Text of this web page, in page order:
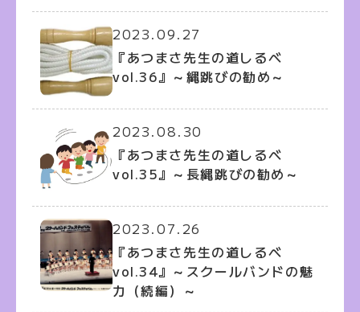
2023.09.27
『あつまさ先生の道しるべ
vol.36』～縄跳びの勧め～
2023.08.30
『あつまさ先生の道しるべ
vol.35』～長縄跳びの勧め～
2023.07.26
『あつまさ先生の道しるべ
vol.34』～スクールバンドの魅
力（続編）～